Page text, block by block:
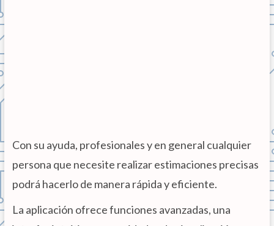
Con su ayuda, profesionales y en general cualquier
persona que necesite realizar estimaciones precisas
podrá hacerlo de manera rápida y eficiente.
La aplicación ofrece funciones avanzadas, una